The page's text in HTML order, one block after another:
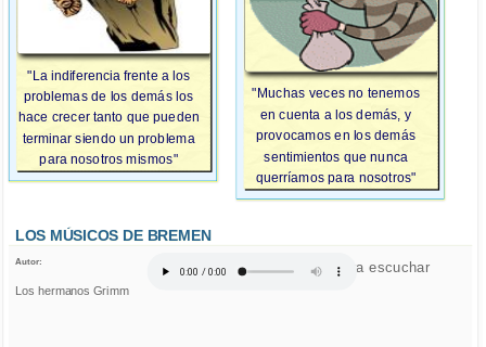
"La indiferencia frente a los
problemas de los demás los
hace crecer tanto que pueden
terminar siendo un problema
para nosotros mismos"
"Muchas veces no tenemos
en cuenta a los demás, y
provocamos en los demás
sentimientos que nunca
querríamos para nosotros"
LOS MÚSICOS DE BREMEN
Click para escuchar
Autor:
Los hermanos Grimm